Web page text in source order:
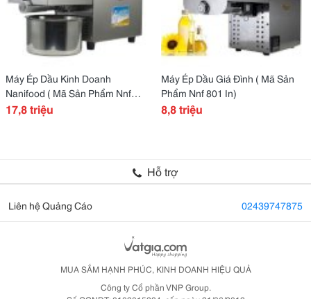
Máy Ép Dầu Kinh Doanh
Nanifood ( Mã Sản Phẩm Nnf
807A )
17,8 triệu
Máy Ép Dầu Giá Đình ( Mã Sản
Phẩm Nnf 801 In)
8,8 triệu
Hỗ trợ
Liên hệ Quảng Cáo 02439747875
MUA SẮM HẠNH PHÚC, KINH DOANH HIỆU QUẢ
Công ty Cổ phần VNP Group.